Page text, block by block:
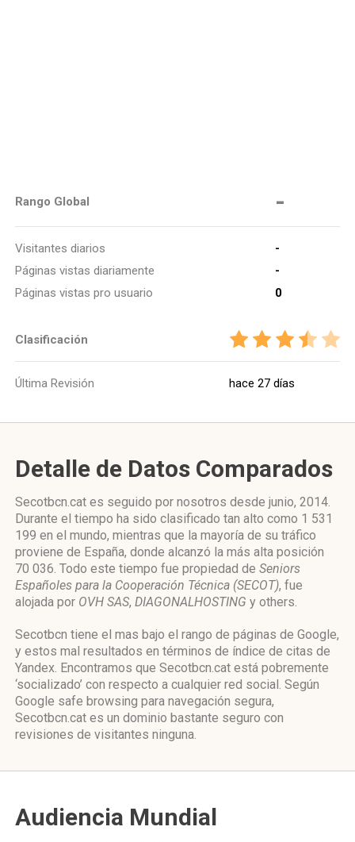
Rango Global -
Visitantes diarios
-
Páginas vistas diariamente
-
Páginas vistas pro usuario
0
Clasificación
Última Revisión hace 27 días
Detalle de Datos Comparados
Secotbcn.cat es seguido por nosotros desde junio, 2014.
Durante el tiempo ha sido clasificado tan alto como 1 531
199 en el mundo, mientras que la mayoría de su tráfico
proviene de España, donde alcanzó la más alta posición
70 036. Todo este tiempo fue propiedad de Seniors
Españoles para la Cooperación Técnica (SECOT), fue
alojada por OVH SAS, DIAGONALHOSTING y others.
Secotbcn tiene el mas bajo el rango de páginas de Google,
y estos mal resultados en términos de índice de citas de
Yandex. Encontramos que Secotbcn.cat está pobremente
‘socializado’ con respecto a cualquier red social. Según
Google safe browsing para navegación segura,
Secotbcn.cat es un dominio bastante seguro con
revisiones de visitantes ninguna.
Audiencia Mundial